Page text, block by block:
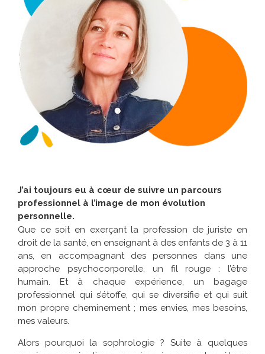
J’ai toujours eu à cœur de suivre un parcours
professionnel à l’image de mon évolution
personnelle.
Que ce soit en exerçant la profession de juriste en
droit de la santé, en enseignant à des enfants de 3 à 11
ans, en accompagnant des personnes dans une
approche psychocorporelle, un fil rouge : l’être
humain. Et à chaque expérience, un bagage
professionnel qui s’étoffe, qui se diversifie et qui suit
mon propre cheminement ; mes envies, mes besoins,
mes valeurs.
Alors pourquoi la sophrologie ? Suite à quelques